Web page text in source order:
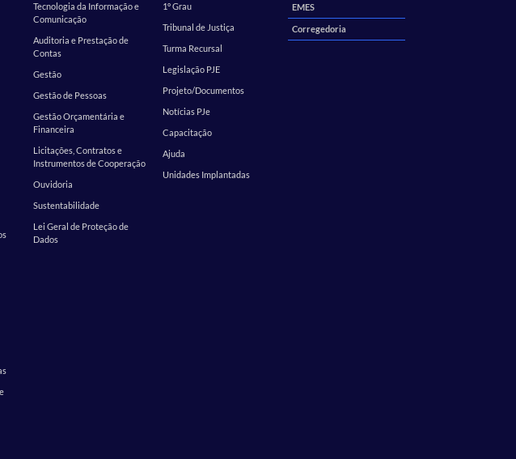
Tecnologia da Informação e
Comunicação
Auditoria e Prestação de
Contas
Gestão
Gestão de Pessoas
Gestão Orçamentária e
Financeira
Licitações, Contratos e
Instrumentos de Cooperação
Ouvidoria
Sustentabilidade
Lei Geral de Proteção de
Dados
1º Grau
Tribunal de Justiça
Turma Recursal
Legislação PJE
Projeto/Documentos
Notícias PJe
Capacitação
Ajuda
Unidades Implantadas
EMES
Corregedoria